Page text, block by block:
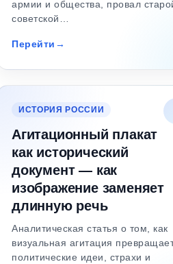
армии и общества, провал
советской…
Перейти
ИСТОРИЯ РОССИИ
Агитационный плакат
как исторический
документ — как
изображение заменяет
длинную речь
Аналитическая статья о том, как
визуальная агитация
политические идеи, страхи и